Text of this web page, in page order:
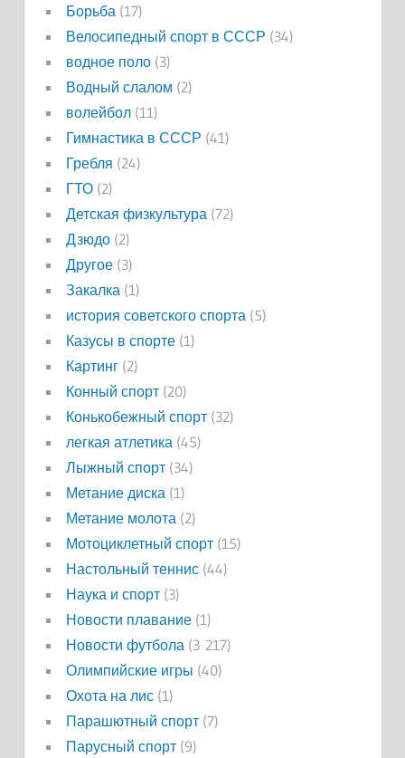
Борьба (17)
Велосипедный спорт в СССР (34)
водное поло(3)
Водный слалом (2)
волейбол(11)
Гимнастика в СССР (41)
Гребля (24)
ГТО(2)
Детская физкультура (72)
Дзюдо(2)
Другое(3)
Закалка (1)
история советского спорта (5)
Казусы в спорте(1)
Картинг(2)
Конный спорт(20)
Конькобежный спорт(32)
легкая атлетика (45)
Лыжный спорт(34)
Метание диска (1)
Метание молота (2)
Мотоциклетный спорт(15)
Настольный теннис(44)
Наука и спорт(3)
Новости плавание(1)
Новости футбола (3 217)
Олимпийские игры (40)
Охота на лис(1)
Парашютный спорт(7)
Парусный спорт(9)